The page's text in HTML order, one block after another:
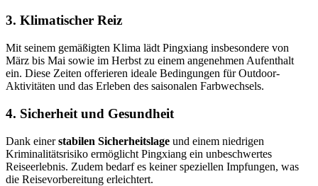
3. Klimatischer Reiz
Mit seinem gemäßigten Klima lädt Pingxiang insbesondere von
März bis Mai sowie im Herbst zu einem angenehmen Aufenthalt
ein. Diese Zeiten offerieren ideale Bedingungen für Outdoor-
Aktivitäten und das Erleben des saisonalen Farbwechsels.
4. Sicherheit und Gesundheit
Dank einerstabilen Sicherheitslage und einem niedrigen
Kriminalitätsrisiko ermöglicht Pingxiang ein unbeschwertes
Reiseerlebnis. Zudem bedarf es keiner speziellen Impfungen, was
die Reisevorbereitung erleichtert.